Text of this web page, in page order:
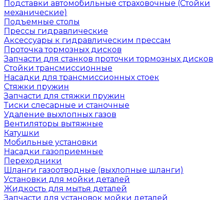
Подставки автомобильные страховочные (Стойки
механические)
Подъемные столы
Прессы гидравлические
Аксессуары к гидравлическим прессам
Проточка тормозных дисков
Запчасти для станков проточки тормозных дисков
Стойки трансмиссионные
Насадки для трансмиссионных стоек
Стяжки пружин
Запчасти для стяжки пружин
Тиски слесарные и станочные
Удаление выхлопных газов
Вентиляторы вытяжные
Катушки
Мобильные установки
Насадки газоприемные
Переходники
Шланги газоотводные (выхлопные шланги)
Установки для мойки деталей
Жидкость для мытья деталей
Запчасти для установок мойки деталей